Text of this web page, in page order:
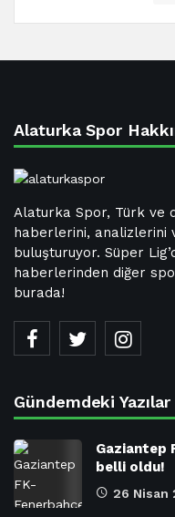
Alaturka Spor
Alaturka Spor, Türk ve
haberlerini, analizlerini
buluşturuyor. Süper
haberlerinden diğer
burada!
Gündemdeki Yazılar
Gaziantep
belli oldu!
26 Nisan